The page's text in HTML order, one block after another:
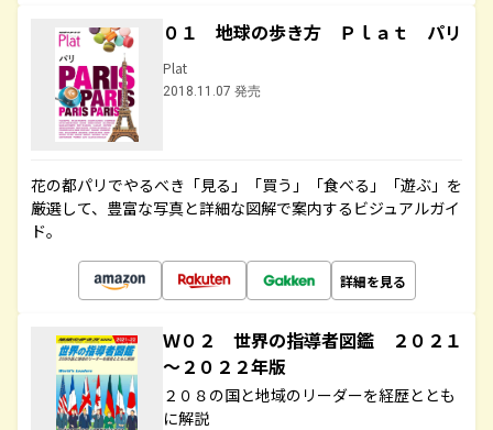
０１ 地球の歩き方 Ｐｌａｔ パリ
Plat
2018.11.07 発売
花の都パリでやるべき「見る」「買う」「食べる」「遊ぶ」を
厳選して、豊富な写真と詳細な図解で案内するビジュアルガイ
ド。
詳細を見る
Ｗ０２ 世界の指導者図鑑 ２０２１
～２０２２年版
２０８の国と地域のリーダーを経歴ととも
に解説